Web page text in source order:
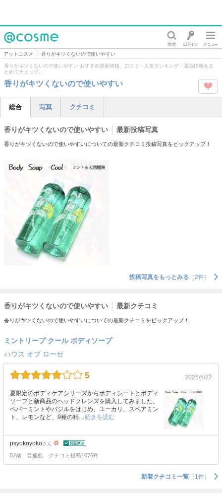
@cosme
アットコスメ 香りがキツくないので使いやすい
香りがキツくないので使いやすい おすすめ最新情報。口コミ・人気ランキング・通販情報をま
とめてチェック。
香りがキツくないので使いやすい
タグ
Like
総合 写真 クチコミ
香りがキツくないので使いやすい 最新投稿写真
香りがキツくないので使いやすいについての最新クチコミ投稿写真をピックアップ！
投稿写真をもっとみる （2件）
香りがキツくないので使いやすい 最新クチコミ
香りがキツくないので使いやすいについての最新クチコミをピックアップ！
ミントリープ クール ボディソープ
ハウス オブ ローゼ
5 2026/5/22
夏限定のボディケアシリーズからボディシートとボディ
ソープと新商品のヘッドクレンズを購入してみました。
ペパーミントやバジルをはじめ、ユーカリ、スペアミン
ト、レモンなど、9種の精…続きを読む
psyokoyokoさん
52歳 普通肌 クチコミ投稿1076件
新着クチコミ一覧 （1件）